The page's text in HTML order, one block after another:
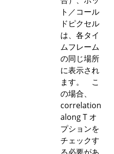
ト／コール
ドピクセル
は、各タイ
ムフレーム
の同じ場所
に表示され
ます。 こ
の場合、
correlation
along T オ
プションを
チェックす